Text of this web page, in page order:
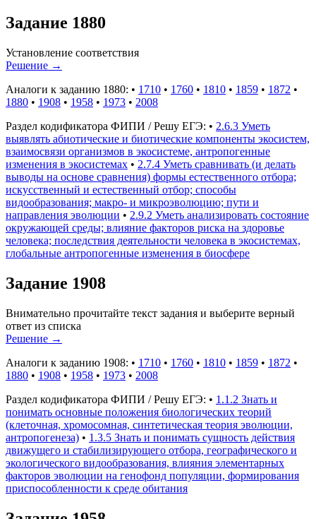
Задание 1880
Установление соответствия
Решение →
Аналоги к заданию 1880: • 1710 • 1760 • 1810 • 1859 • 1872 •
1880 • 1908 • 1958 • 1973 • 2008
Раздел кодификатора ФИПИ / Решу ЕГЭ: • 2.6.3 Уметь
выявлять абиотические и биотические компоненты экосистем,
взаимосвязи организмов в экосистеме, антропогенные
изменения в экосистемах • 2.7.4 Уметь сравнивать (и делать
выводы на основе сравнения) формы естественного отбора;
искусственный и естественный отбор; способы
видообразования; макро- и микроэволюцию; пути и
направления эволюции • 2.9.2 Уметь анализировать состояние
окружающей среды; влияние факторов риска на здоровье
человека; последствия деятельности человека в экосистемах,
глобальные антропогенные изменения в биосфере
Задание 1908
Внимательно прочитайте текст задания и выберите верный
ответ из списка
Решение →
Аналоги к заданию 1908: • 1710 • 1760 • 1810 • 1859 • 1872 •
1880 • 1908 • 1958 • 1973 • 2008
Раздел кодификатора ФИПИ / Решу ЕГЭ: • 1.1.2 Знать и
понимать основные положения биологических теорий
(клеточная, хромосомная, синтетическая теория эволюции,
антропогенеза) • 1.3.5 Знать и понимать сущность действия
движущего и стабилизирующего отбора, географического и
экологического видообразования, влияния элементарных
факторов эволюции на генофонд популяции, формирования
приспособленности к среде обитания